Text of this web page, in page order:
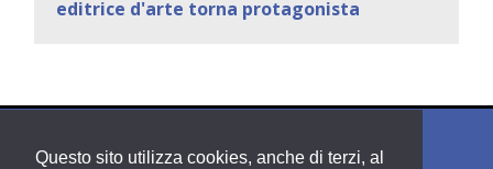
Questo sito utilizza cookies, anche di terzi, al
editrice d'arte torna protagonista